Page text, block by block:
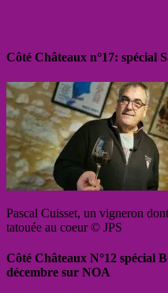
Côté Châteaux n°17: spécial
Pascal Cuisset, un vigneron
tatouée au coeur © JPS
Côté Châteaux N°12 spécial
décembre sur NOA